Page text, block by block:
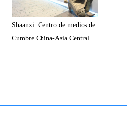
Shaanxi: Centro de medios de
Cumbre China-Asia Central